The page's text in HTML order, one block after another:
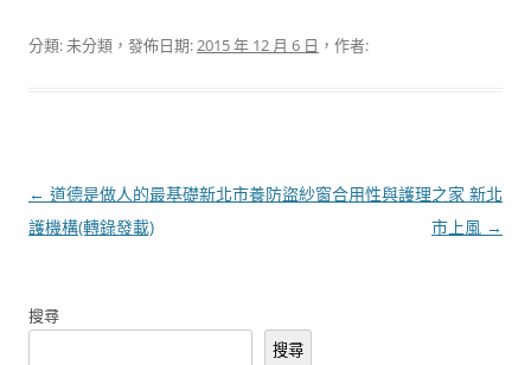
分類: 未分類，發佈日期:2015 年 12 月 6 日 ，作者:
文
章
← 道德是做人的最基礎新北市養
護機構(轉錄發載)
防盜紗窗合用性與護理之家 新北
市上風 →
搜尋
搜尋